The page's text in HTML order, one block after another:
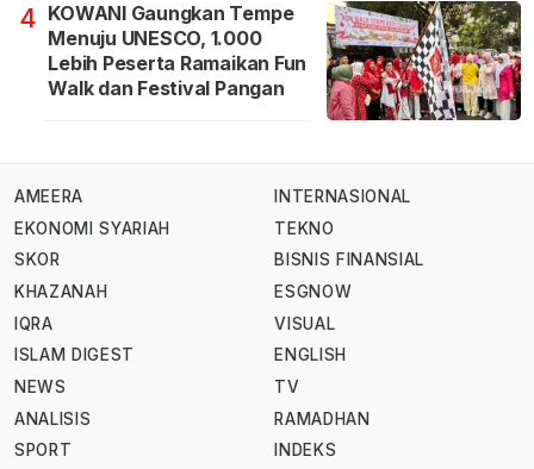
4 KOWANI Gaungkan Tempe
Menuju UNESCO, 1.000
Lebih Peserta Ramaikan Fun
Walk dan Festival Pangan
AMEERA
EKONOMI SYARIAH
SKOR
KHAZANAH
IQRA
ISLAM DIGEST
NEWS
ANALISIS
SPORT
INTERNASIONAL
TEKNO
BISNIS FINANSIAL
ESGNOW
VISUAL
ENGLISH
TV
RAMADHAN
INDEKS